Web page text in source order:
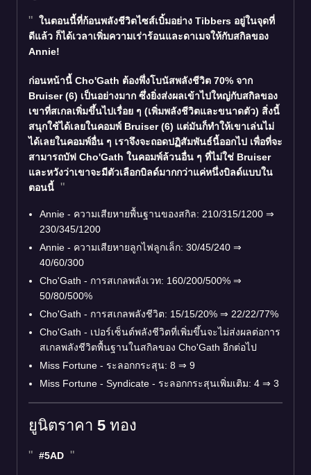
ในตอนนี้ที่ก้อนพลังชีวิตไซส์เบิ้มอย่าง Tibbers อยู่ในจุดที่
ดีแล้ว ก็ได้เวลาเพิ่มความเร่าร้อนและดาเมจให้กับสกิลของ
Annie!
ก่อนหน้านี้ Cho'Gath ต้องพึ่งโบนัสพลังชีวิต 70% จาก
Bruiser (6) เป็นอย่างมาก ซึ่งยิ่งส่งผลเข้าไปใหญ่กับสกิลของ
เขาที่สเกลเพิ่มขึ้นไปเรื่อย ๆ (เพิ่มพลังชีวิตและขนาดตัว) สิ่งนี้
สนุกใช้ได้เลยในคอมพ์ Bruiser (6) แต่มันก็ทำให้เขาเล่นไม่
ได้เลยในคอมพ์อื่น ๆ เราจึงจะถอดปฏิสัมพันธ์นี้ออกไป เพื่อที่จะ
สามารถบัฟ Cho'Gath ในคอมพ์ล้วนอื่น ๆ ที่ไม่ใช่ Bruiser
และหวังว่าเขาจะมีตัวเลือกบิลด์มากกว่าแค่หนึ่งบิลด์แบบใน
ตอนนี้
Annie - ความเสียหายพื้นฐานของสกิล: 210/315/1200 ⇒
230/345/1200
Annie - ความเสียหายลูกไฟลูกเล็ก: 30/45/240 ⇒
40/60/300
Cho'Gath - การสเกลพลังเวท: 160/200/500% ⇒
50/80/500%
Cho'Gath - การสเกลพลังชีวิต: 15/15/20% ⇒ 22/22/77%
Cho'Gath - เปอร์เซ็นต์พลังชีวิตที่เพิ่มขึ้นจะไม่ส่งผลต่อการ
สเกลพลังชีวิตพื้นฐานในสกิลของ Cho'Gath อีกต่อไป
Miss Fortune - ระลอกกระสุน: 8 ⇒ 9
Miss Fortune - Syndicate - ระลอกกระสุนเพิ่มเติม: 4 ⇒ 3
ยูนิตราคา 5 ทอง
#5AD